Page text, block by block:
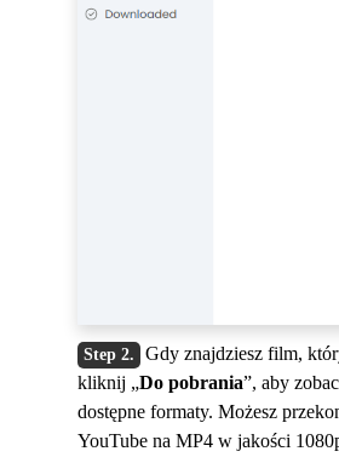
Gdy znajdziesz film,
kliknij „Do pobrania”, aby
dostępne formaty. Możesz
YouTube na MP4 w jakości